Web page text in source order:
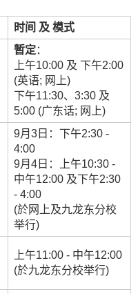
时间 及 模式
暂定：
上午10:00 及 下午2:00
(英语; 网上)
下午11:30、3:30 及
5:00 (广东话; 网上)
9月3日：下午2:30 -
4:00
9月4日：上午10:30 -
中午12:00 及下午2:30
- 4:00
(於网上及九龙东分校
举行)
上午11:00 - 中午12:00
(於九龙东分校举行)